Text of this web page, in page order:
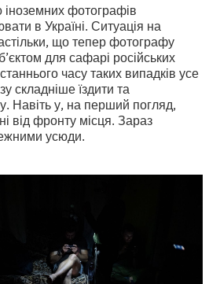
фотографів
в Україні. Ситуація на
що тепер фотографу
для сафарі російських
часу таких випадків усе
складніше їздити та
Навіть у, на перший погляд,
від фронту місця. Зараз
усюди.